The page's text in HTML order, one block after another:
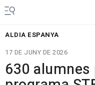
ALDIA ESPANYA
17 DE JUNY DE 2026
630